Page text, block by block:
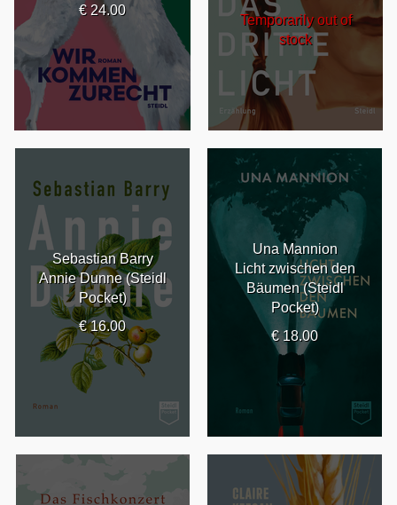
€ 24.00
Temporarily out of
stock
Sebastian Barry
Annie Dunne (Steidl
Pocket)
€ 16.00
Una Mannion
Licht zwischen den
Bäumen (Steidl
Pocket)
€ 18.00